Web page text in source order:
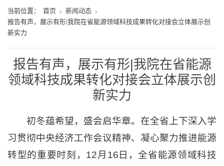
当前位置： 首页
新闻动态
报告有声，展示有形|我院在省能源领域科技成果转化对接会立体展示创
新实力
报告有声，展示有形|我院在省能源
领域科技成果转化对接会立体展示创
新实力
初冬蕴希望，盛会启华章。在全省上下深入学
习贯彻中央经济工作会议精神、凝心聚力推进能源
转型的重要时刻，12月16日，全省能源领域科技